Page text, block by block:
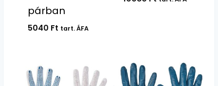
párban
5040 Ft tart. ÁFA